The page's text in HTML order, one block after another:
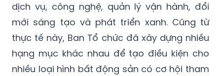
dịch vụ, công nghệ, quản lý vận hành, đổi
mới sáng tạo và phát triển xanh. Cũng từ
thực tế này, Ban Tổ chức đã xây dựng nhiều
hạng mục khác nhau để tạo điều kiện cho
nhiều loại hình bất động sản có cơ hội tham